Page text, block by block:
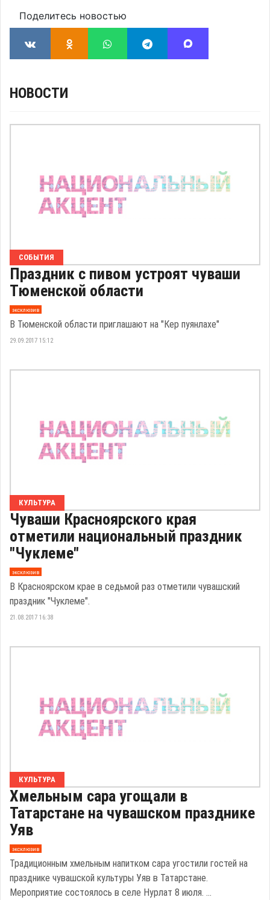
Поделитесь новостью
НОВОСТИ
СОБЫТИЯ
Праздник с пивом устроят чуваши
Тюменской области
эксклюзив
В Тюменской области приглашают на "Кeр пуянлaхе"
29.09.2017 15:12
КУЛЬТУРА
Чуваши Красноярского края
отметили национальный праздник
"Чуклеме"
эксклюзив
В Красноярском крае в седьмой раз отметили чувашский
праздник "Чуклеме".
21.08.2017 16:38
КУЛЬТУРА
Хмельным сара угощали в
Татарстане на чувашском празднике
Уяв
эксклюзив
Традиционным хмельным напитком сара угостили гостей на
празднике чувашской культуры Уяв в Татарстане.
Мероприятие состоялось в селе Нурлат 8 июля. ...